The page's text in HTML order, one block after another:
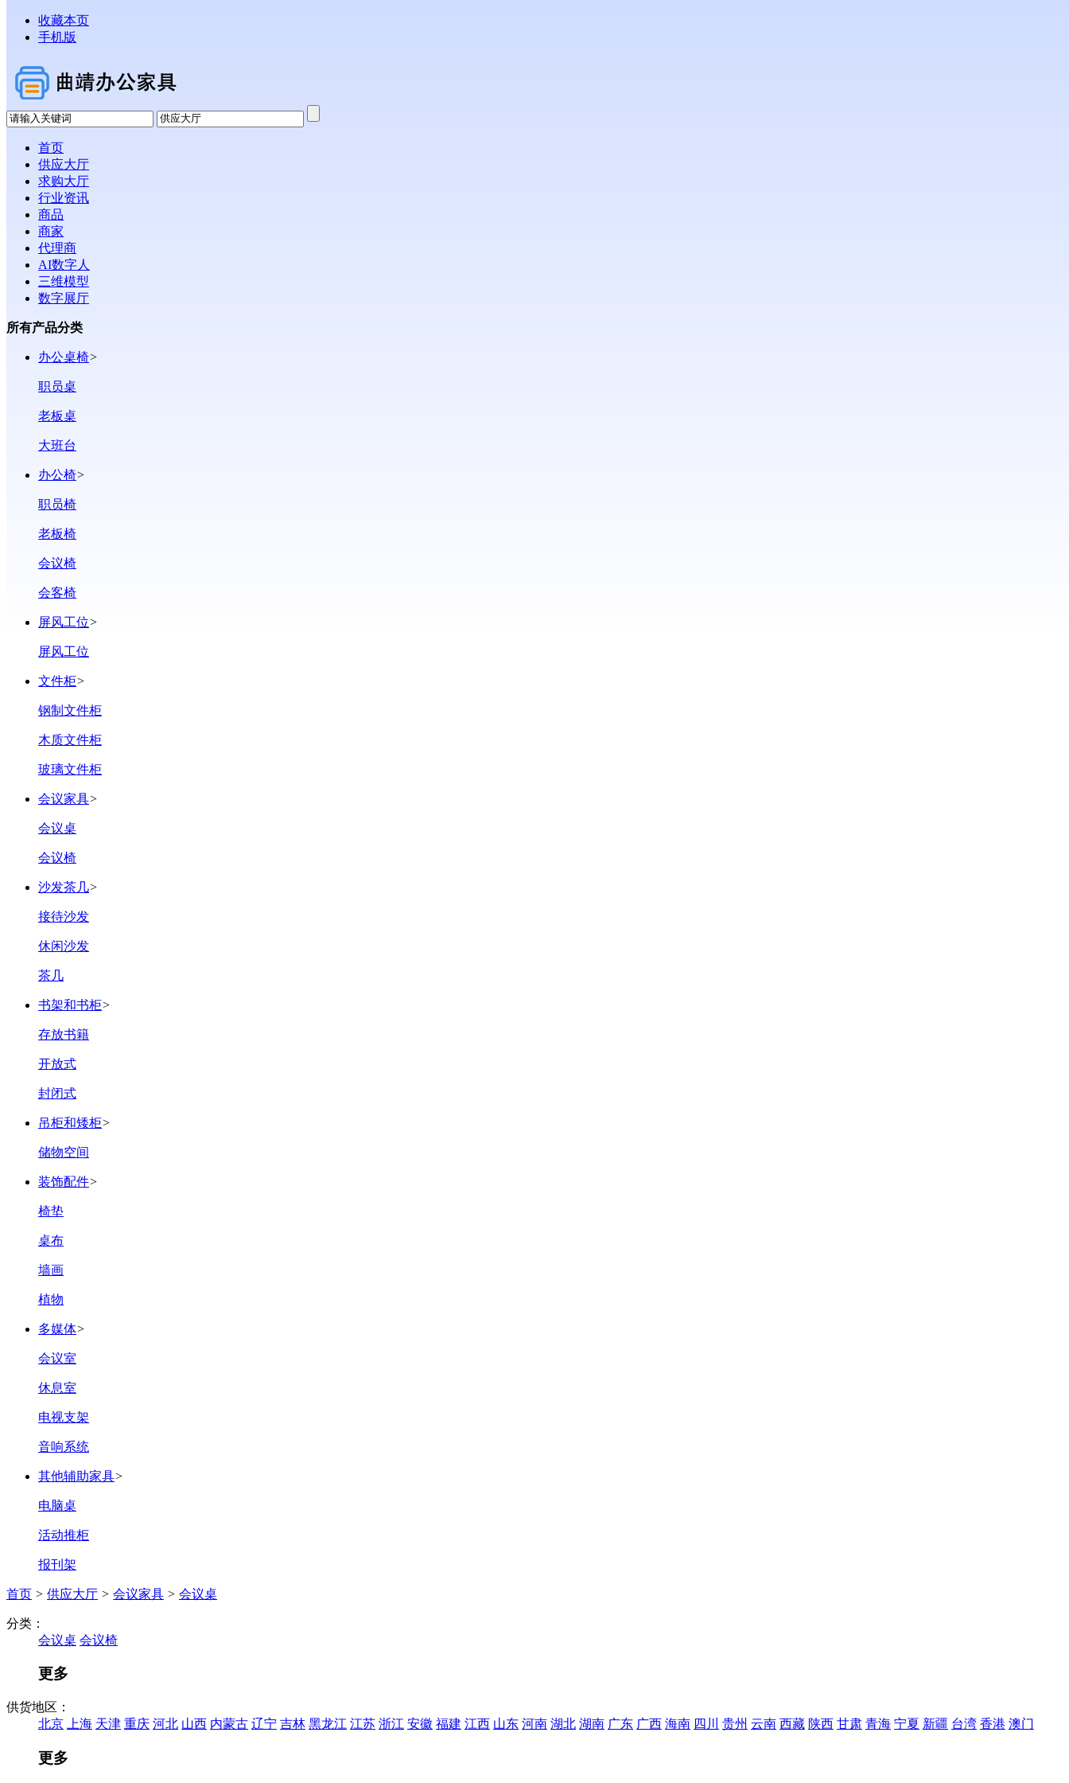
收藏本页
手机版
首页
供应大厅
求购大厅
行业资讯
商品
商家
代理商
AI数字人
三维模型
数字展厅
所有产品分类
办公桌椅>
职员桌
老板桌
大班台
办公椅>
职员椅
老板椅
会议椅
会客椅
屏风工位>
屏风工位
文件柜>
钢制文件柜
木质文件柜
玻璃文件柜
会议家具>
会议桌
会议椅
沙发茶几>
接待沙发
休闲沙发
茶几
书架和书柜>
存放书籍
开放式
封闭式
吊柜和矮柜>
储物空间
装饰配件>
椅垫
桌布
墙画
植物
多媒体>
会议室
休息室
电视支架
音响系统
其他辅助家具>
电脑桌
活动推柜
报刊架
首页 > 供应大厅 > 会议家具 > 会议桌
分类：
会议桌 会议椅
更多
供货地区：
北京
上海 天津 重庆 河北 山西 内蒙古 辽宁 吉林 黑龙江 江苏 浙江 安徽 福建 江西 山东 河南 湖北 湖南 广东 广西 海南 四川 贵州 云南 西藏 陕西 甘肃 青海 宁夏 新疆 台湾 香港 澳门
更多